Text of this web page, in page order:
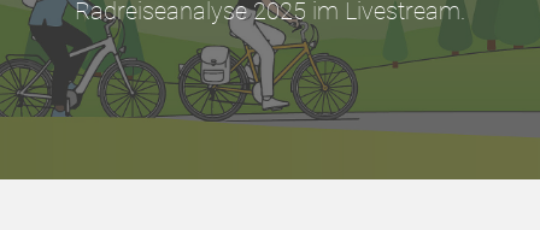
Radreiseanalyse 2025 im Livestream.